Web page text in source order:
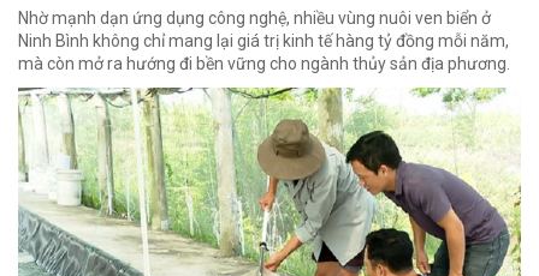
Nhờ mạnh dạn ứng dụng công nghệ, nhiều vùng nuôi ven biển ở
Ninh Bình không chỉ mang lại giá trị kinh tế hàng tỷ đồng mỗi năm,
mà còn mở ra hướng đi bền vững cho ngành thủy sản địa phương.